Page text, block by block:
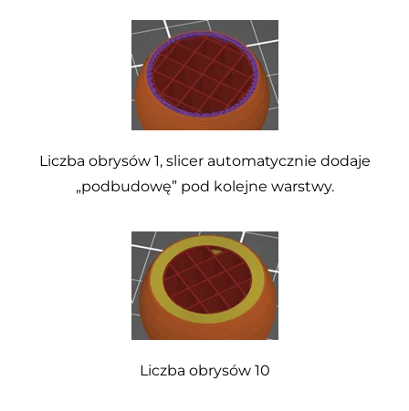
Liczba obrysów 1, slicer automatycznie dodaje
„podbudowę” pod kolejne warstwy.
Liczba obrysów 10